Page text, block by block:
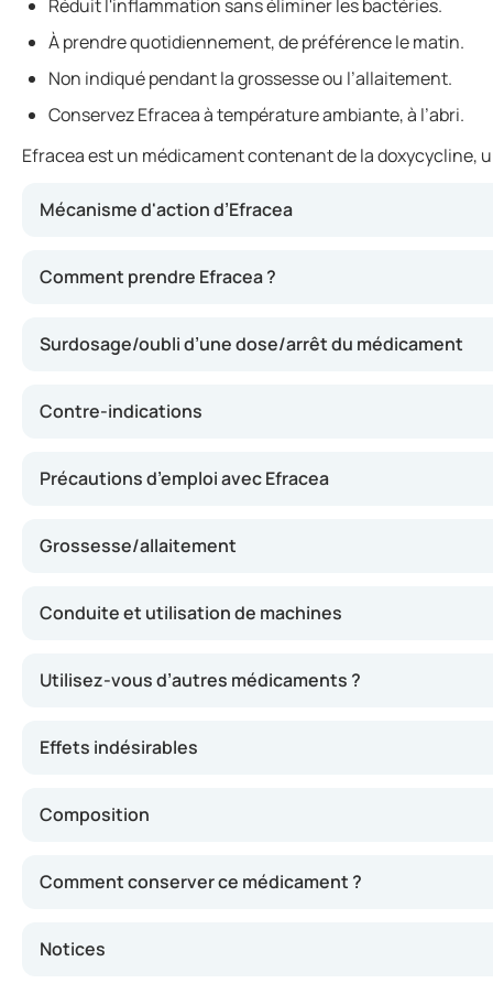
Réduit l'inflammation sans éliminer les bactéries.
À prendre quotidiennement, de préférence le matin.
Non indiqué pendant la grossesse ou l’allaitement.
Conservez Efracea à température ambiante, à l’abri.
Efracea est un médicament contenant de la doxycycline,
Mécanisme d'action d’Efracea
Comment prendre Efracea ?
Surdosage/oubli d’une dose/arrêt du médicament
Contre-indications
Précautions d’emploi avec Efracea
Grossesse/allaitement
Conduite et utilisation de machines
Utilisez-vous d’autres médicaments ?
Effets indésirables
Composition
Comment conserver ce médicament ?
Notices